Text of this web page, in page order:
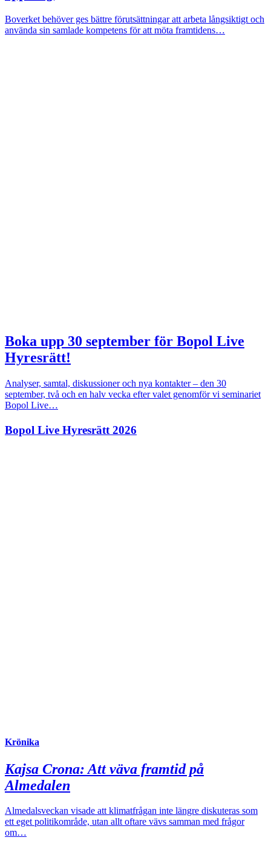
Boverket behöver ges bättre förutsättningar att arbeta långsiktigt och
använda sin samlade kompetens för att möta framtidens…
Boka upp 30 september för Bopol Live
Hyresrätt!
Analyser, samtal, diskussioner och nya kontakter – den 30
september, två och en halv vecka efter valet genomför vi seminariet
Bopol Live…
Bopol Live Hyresrätt 2026
Krönika
Kajsa Crona: Att väva framtid på
Almedalen
Almedalsveckan visade att klimatfrågan inte längre diskuteras som
ett eget politikområde, utan allt oftare vävs samman med frågor
om…